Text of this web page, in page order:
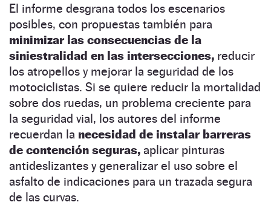
El informe desgrana todos los escenarios
posibles, con propuestas también para
minimizar las consecuencias de la
siniestralidad en las intersecciones, reducir
los atropellos y mejorar la seguridad de los
motociclistas. Si se quiere reducir la mortalidad
sobre dos ruedas, un problema creciente para
la seguridad vial, los autores del informe
recuerdan la necesidad de instalar barreras
de contención seguras, aplicar pinturas
antideslizantes y generalizar el uso sobre el
asfalto de indicaciones para un trazada segura
de las curvas.